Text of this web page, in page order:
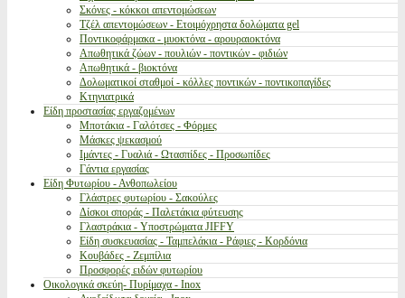
Σκόνες - κόκκοι απεντομώσεων
Τζέλ απεντομώσεων - Ετοιμόχρηστα δολώματα gel
Ποντικοφάρμακα - μυοκτόνα - αρουραιοκτόνα
Απωθητικά ζώων - πουλιών - ποντικών - φιδιών
Απωθητικά - βιοκτόνα
Δολωματικοί σταθμοί - κόλλες ποντικών - ποντικοπαγίδες
Κτηνιατρικά
Είδη προστασίας εργαζομένων
Μποτάκια - Γαλότσες - Φόρμες
Μάσκες ψεκασμού
Ιμάντες - Γυαλιά - Ωτασπίδες - Προσωπίδες
Γάντια εργασίας
Είδη Φυτωρίου - Ανθοπωλείου
Γλάστρες φυτωρίου - Σακούλες
Δίσκοι σποράς - Παλετάκια φύτευσης
Γλαστράκια - Υποστρώματα JIFFY
Είδη συσκευασίας - Ταμπελάκια - Ράφιες - Κορδόνια
Κουβάδες - Ζεμπίλια
Προσφορές ειδών φυτωρίου
Οικολογικά σκεύη- Πυρίμαχα - Inox